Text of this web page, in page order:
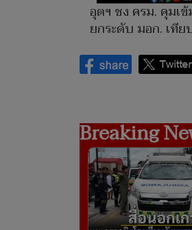
อุตฯ ชง ครม. คุมเ
ยกระดับ มอก. เที
Breaking